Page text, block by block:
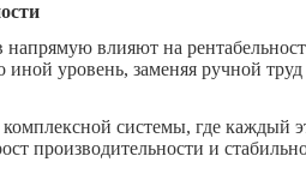
влияют на
иной уровень, заменяя ручной
системы, где каждый
производительности и